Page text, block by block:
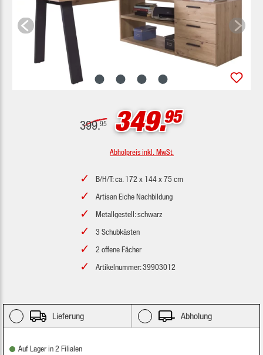
399.95 349.95
Abholpreis inkl. MwSt.
B/H/T: ca. 172 x 144 x 75 cm
Artisan Eiche Nachbildung
Metallgestell: schwarz
3 Schubkästen
2 offene Fächer
Artikelnummer: 39903012
Lieferung Abholung
Auf Lager in 2 Filialen